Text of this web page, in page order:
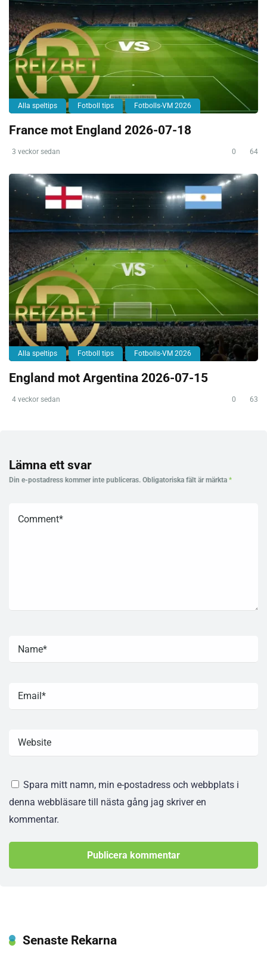
Alla speltips Fotboll tips Fotbolls-VM 2026
France mot England 2026-07-18
3 veckor sedan 0 64
Alla speltips Fotboll tips Fotbolls-VM 2026
England mot Argentina 2026-07-15
4 veckor sedan 0 63
Lämna ett svar
Din e-postadress kommer inte publiceras. Obligatoriska fält är märkta *
Spara mitt namn, min e-postadress och webbplats i
denna webbläsare till nästa gång jag skriver en
kommentar.
Senaste Rekarna